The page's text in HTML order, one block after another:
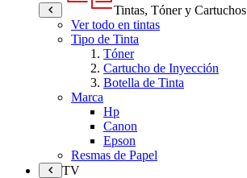
Tintas, Tóner y Cartuchos
Ver todo en tintas
Tipo de Tinta
Tóner
Cartucho de Inyección
Botella de Tinta
Marca
Hp
Canon
Epson
Resmas de Papel
TV